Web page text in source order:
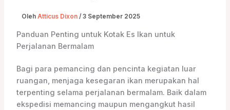
Oleh Atticus Dixon / 3 September 2025
Panduan Penting untuk Kotak Es Ikan untuk
Perjalanan Bermalam
Bagi para pemancing dan pencinta kegiatan luar
ruangan, menjaga kesegaran ikan merupakan hal
terpenting selama perjalanan bermalam. Baik dalam
ekspedisi memancing maupun mengangkut hasil